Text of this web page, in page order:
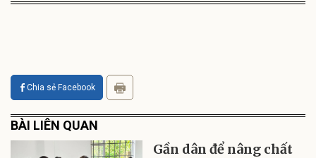
Chia sẻ Facebook
BÀI LIÊN QUAN
Gần dân để nâng chất